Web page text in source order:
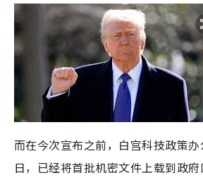
而在今次宣布之前，白宫科技政策
日，已经将首批机密文件上载到政